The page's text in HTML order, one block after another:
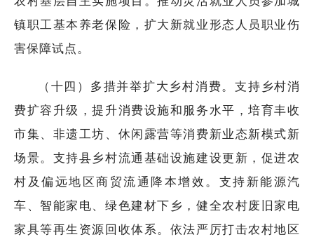
镇职工基本养老保险，扩大新就业形态人员职业伤
害保障试点。
（十四）多措并举扩大乡村消费。支持乡村消
费扩容升级，提升消费设施和服务水平，培育丰收
市集、非遗工坊、休闲露营等消费新业态新模式新
场景。支持县乡村流通基础设施建设更新，促进农
村及偏远地区商贸流通降本增效。支持新能源汽
车、智能家电、绿色建材下乡，健全农村废旧家电
家具等再生资源回收体系。依法严厉打击农村地区